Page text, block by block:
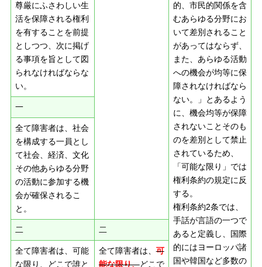
尊厳にふさわしい生
活を保障される権利
を有することを前提
としつつ、次に掲げ
る事項を旨として図
られなければならな
い。
的、市民的関係を含
むあらゆる分野にお
いて差別されること
があってはならず、
また、あらゆる活動
への機会が均等に保
障されなければなら
ない。」とあるよう
に、機会均等が保障
されないことそのも
のを差別として禁止
されているため、
「可能な限り」では
権利条約の規定に反
する。
権利条約2条では、
手話が言語の一つで
あると定義し、国際
的にはヨーロッパ諸
国や韓国など多数の
一
全て障害者は、社会
を構成する一員とし
て社会、経済、文化
その他あらゆる分野
の活動に参加する機
会が確保されるこ
と。
二 二
全て障害者は、可能
な限り、どこで誰と
全て障害者は、可
能な限り、どこで